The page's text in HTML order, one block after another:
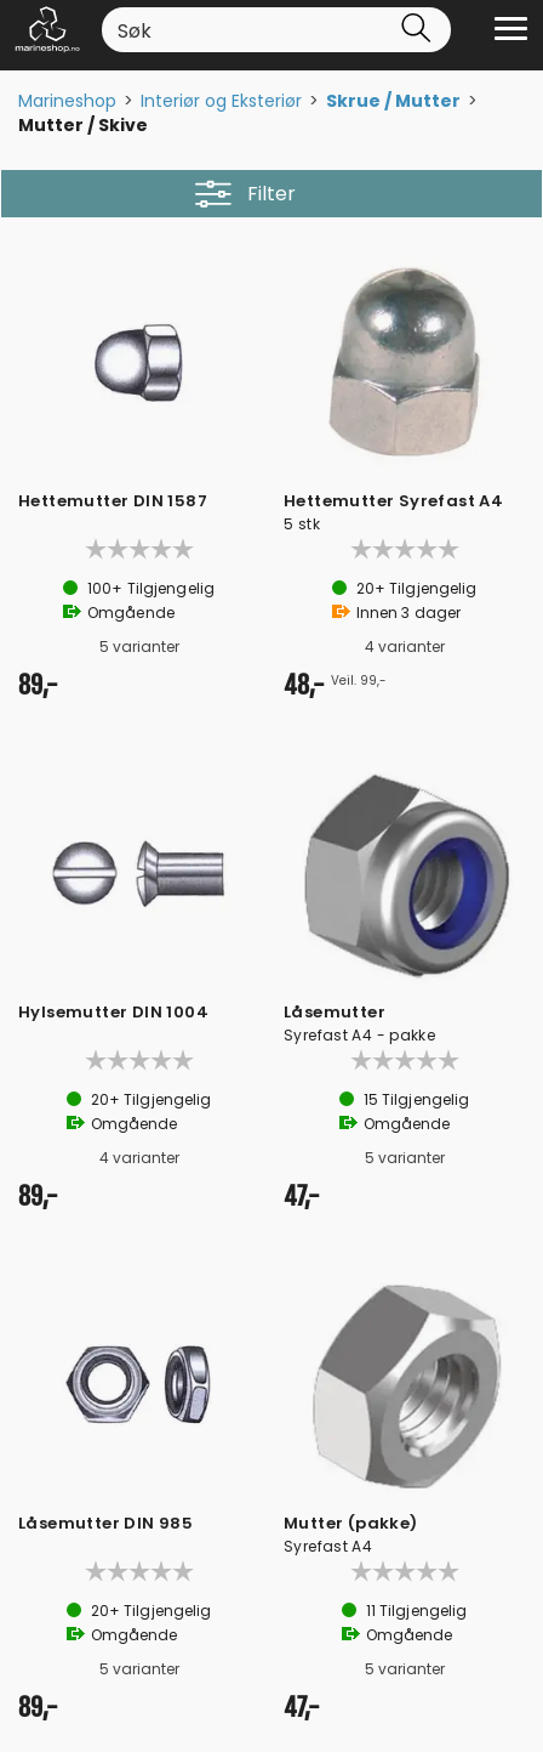
Marineshop>Interiør og Eksteriør>Skrue / Mutter>
Mutter / Skive
Filter
Hettemutter DIN 1587
100+ Tilgjengelig
Omgående
5 varianter
89,-
Hettemutter Syrefast A4
5 stk
20+ Tilgjengelig
Innen3 dager
4 varianter
48,- Veil. 99,-
Hylsemutter DIN 1004
20+ Tilgjengelig
Omgående
4 varianter
89,-
Låsemutter
Syrefast A4 - pakke
15 Tilgjengelig
Omgående
5 varianter
47,-
Låsemutter DIN 985
20+ Tilgjengelig
Omgående
5 varianter
89,-
Mutter (pakke)
Syrefast A4
11 Tilgjengelig
Omgående
5 varianter
47,-